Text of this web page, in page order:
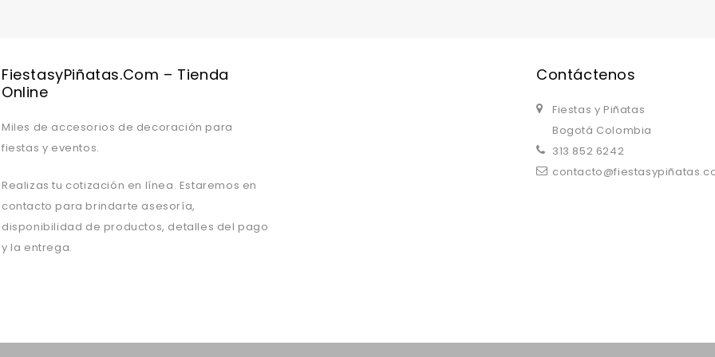
FiestasyPiñatas.com – Tienda
Online
Miles de accesorios de decoración para
fiestas y eventos.
Realizas tu cotización en línea. Estaremos en
contacto para brindarte asesoría,
disponibilidad de productos, detalles del pago
y la entrega.
Contáctenos
Fiestas y Piñatas
Bogotá Colombia
313 852 6242